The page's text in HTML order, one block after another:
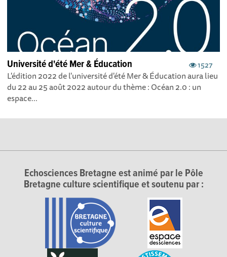
1527
Université d'été Mer & Éducation
L'édition 2022 de l'université d'été Mer & Éducation aura lieu
du 22 au 25 août 2022 autour du thème : Océan 2.0 : un
espace...
Echosciences Bretagne est animé par le Pôle
Bretagne culture scientifique et soutenu par :